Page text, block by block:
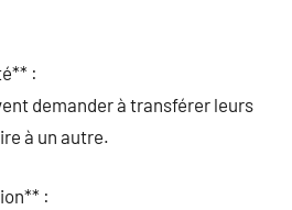
:
demander à transférer leurs
à un autre.
: